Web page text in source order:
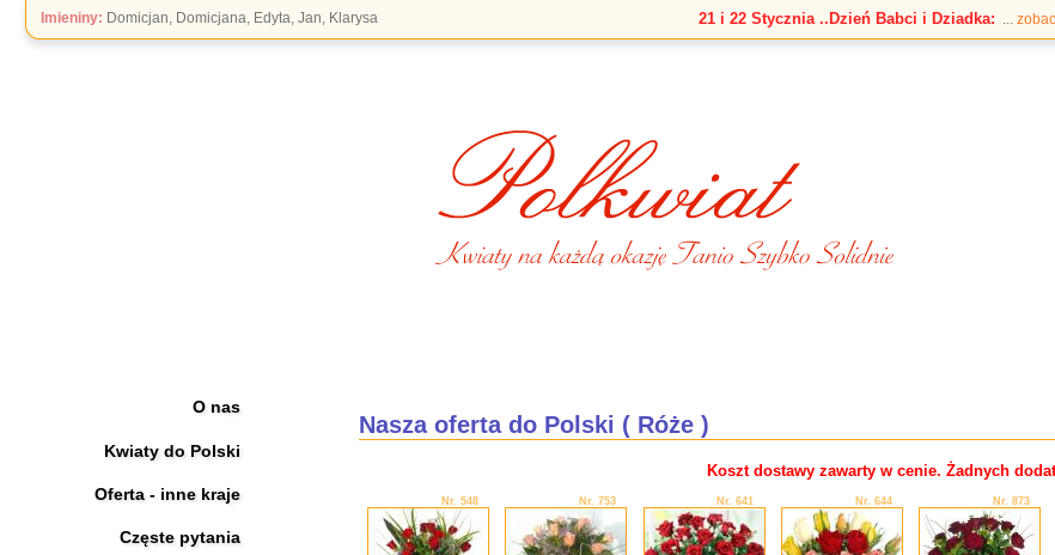
Imieniny: Domicjan, Domicjana, Edyta, Jan, Klarysa 21 i 22 Stycznia ..Dzień Babci i Dziadka: ...
O nas
Kwiaty do Polski
Oferta - inne kraje
Częste pytania
Nasza oferta do Polski ( Róże )
Koszt dostawy zawarty w cenie. Żadnych
Nr. 548 Nr. 753 Nr. 641 Nr. 644 Nr. 873